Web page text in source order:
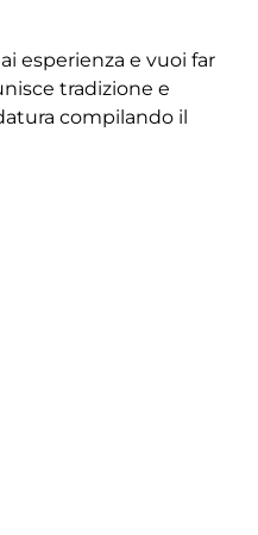
esperienza e vuoi far
tradizione e
compilando il